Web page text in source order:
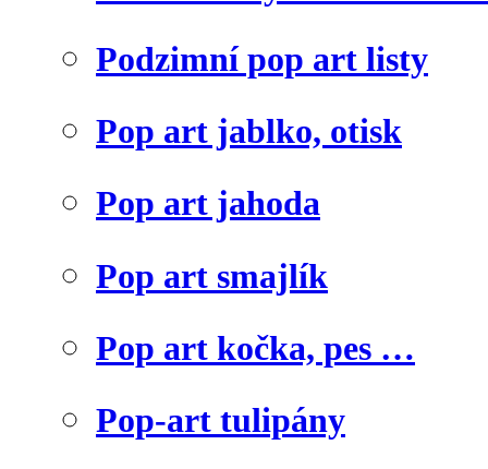
Podzimní pop art listy
Pop art jablko, otisk
Pop art jahoda
Pop art smajlík
Pop art kočka, pes …
Pop-art tulipány